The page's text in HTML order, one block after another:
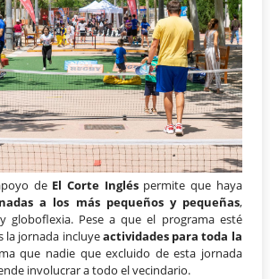
de El Corte Ingléspermite que haya
a los más pequeños y pequeñas,
globoflexia. Pese a que el programa esté
la jornada incluyeactividades para toda la
que nadie que excluido de esta jornada
involucrar a todo el vecindario.